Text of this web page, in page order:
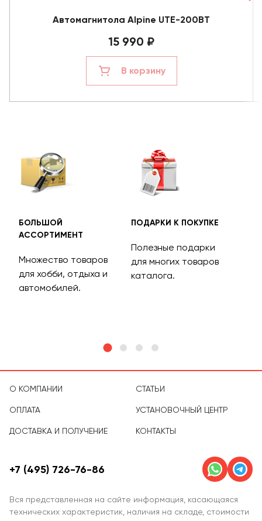
Автомагнитола Alpine UTE-200BT
15 990 ₽
В корзину
БОЛЬШОЙ
АССОРТИМЕНТ
Множество товаров
для хобби, отдыха и
автомобилей.
ПОДАРКИ К ПОКУПКЕ
Полезные подарки
для многих товаров
каталога.
О КОМПАНИИ
ОПЛАТА
ДОСТАВКА И ПОЛУЧЕНИЕ
СТАТЬИ
УСТАНОВОЧНЫЙ ЦЕНТР
КОНТАКТЫ
Вся представленная на сайте информация, касающаяся
технических характеристик, наличия на складе, стоимости
+7 (495) 726-76-86